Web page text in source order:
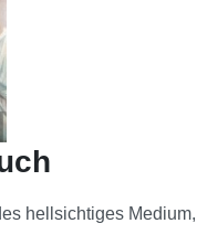
hellsichtiges